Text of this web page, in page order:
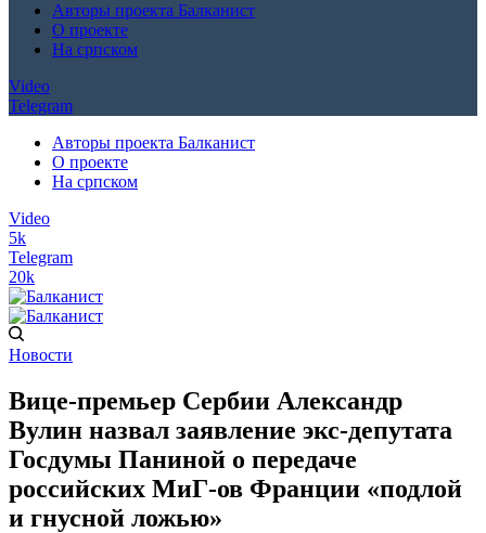
Авторы проекта Балканист
О проекте
На српском
Video
Telegram
Авторы проекта Балканист
О проекте
На српском
Video
5k
Telegram
20k
Новости
Вице-премьер Сербии Александр
Вулин назвал заявление экс-депутата
Госдумы Паниной о передаче
российских МиГ-ов Франции «подлой
и гнусной ложью»